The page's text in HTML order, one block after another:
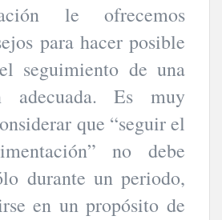
le ofrecemos
para hacer posible
seguimiento de una
adecuada. Es muy
que “seguir el
no debe
durante un periodo,
en un propósito de